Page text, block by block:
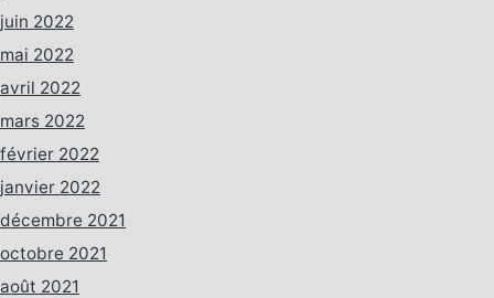
juin 2022
mai 2022
avril 2022
mars 2022
février 2022
janvier 2022
décembre 2021
octobre 2021
août 2021